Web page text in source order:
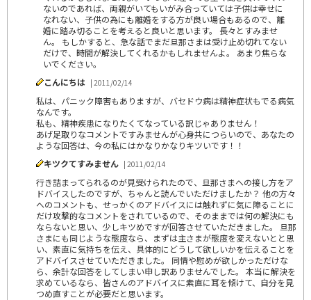
ないのであれば、両親がいてもいがみ合っていては子供は幸せに
なれない、子供の為にも離婚をする方が良い場合もあるので、離
婚に踏み切ることを考えると良いと思います。 長々とすみませ
ん。 もしかすると、急な話でまだ旦那さまは受け止め切れてない
だけで、時間が解決してくれるかもしれませんよ。 あまり焦らな
いでください。
こんにちは | 2011/02/14
私は、パニック障害もありますが、バセドウ病は精神症状もでる病気
なんです。
私も、精神疾患になりたくてなっている訳じゃありません！
あげ足取りなコメントですみませんが心身共につらいので、あなたの
ような回答は、今の私にはかなりかなりキツいです！！
キツクてすみません | 2011/02/14
行き詰まってられるのが見受けられたので、旦那さまへの接し方をア
ドバイスしたのですが、ちゃんと読んでいただけましたか？ 他の方々
へのコメントも、せっかくのアドバイスには触れずに気に障ることに
だけ攻撃的なコメントをされているので、そのままでは何の解決にも
ならないと思い、少しキツめですが回答させていただきました。 旦那
さまにも同じような態度なら、まずは主さまが態度を変えないとと思
い、素直に気持ちを伝え、具体的にどうして欲しいかを伝えることを
アドバイスさせていただきました。 同情や慰めが欲しかっただけな
ら、余計な回答をしてしまい申し訳ありませんでした。 本当に解決を
求めているなら、皆さんのアドバイスに素直に耳を傾けて、自分を見
つめ直すことが必要だと思います。